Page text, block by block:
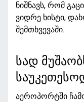
ნიშნავს, რომ
ვიდრე ხისტი,
შემთხვევაში.
სად
აეროპორტში